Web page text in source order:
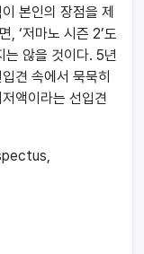
본인의 장점을 제
, ‘저마노 시즌 2’도
는 않을 것이다. 5년
견 속에서 묵묵히
액이라는 선입견